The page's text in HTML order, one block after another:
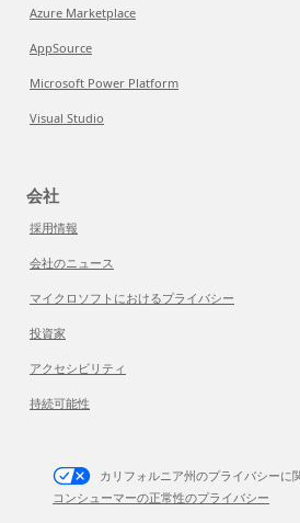
Azure Marketplace
AppSource
Microsoft Power Platform
Visual Studio
会社
採用情報
会社のニュース
マイクロソフトにおけるプライバシー
投資家
アクセシビリティ
持続可能性
カリフォルニア州のプライバシーに
コンシューマーの正常性のプライバシー